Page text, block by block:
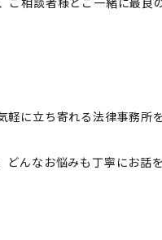
軽に立ち寄れる法律事務所
んなお悩みも丁寧にお話